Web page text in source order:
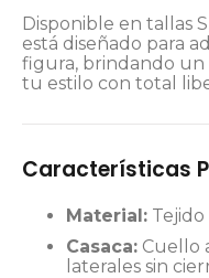
Disponible en tallas
está diseñado para
figura, brindando un
tu estilo con total
Características
Material:
Casaca: Cuello
laterales sin